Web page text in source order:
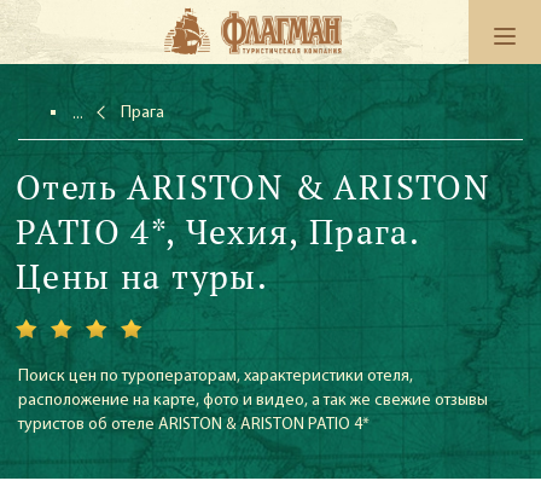
Прага
Отель ARISTON & ARISTON
PATIO 4*, Чехия, Прага.
Цены на туры.
Поиск цен по туроператорам, характеристики отеля,
расположение на карте, фото и видео, а так же свежие отзывы
туристов об отеле ARISTON & ARISTON PATIO 4*